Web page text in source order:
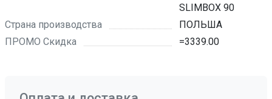
SLIMBOX 90
Страна производства
ПОЛЬША
ПРОМО Скидка
=3339.00